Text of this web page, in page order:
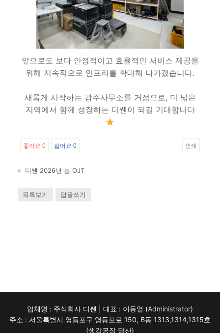
앞으로도 보다 안정적이고 효율적인 서비스 제공을
위해 지속적으로 인프라를 확대해 나가겠습니다.
새롭게 시작하는 광주사무소를 거점으로, 더 넓은
지역에서 함께 성장하는 디쎈이 되길 기대합니다
좋아요 0 싫어요 0 인쇄
« 디쎈 2026년 봄 OJT
목록보기 답글쓰기
업체명 : 주식회사 디쎈 | 대표 : 이동열 (Administrator)
주소 : 서울특별시 영등포구 영등포로 150, B동 1313,1314,1315호
(생각공장 당산)